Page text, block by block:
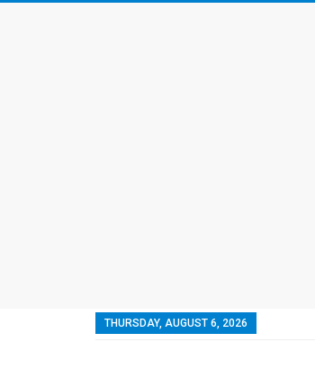
THURSDAY, AUGUST 6, 2026